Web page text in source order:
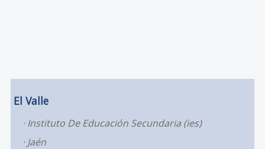
El Valle
Instituto De Educación Secundaria (ies)
Jaén